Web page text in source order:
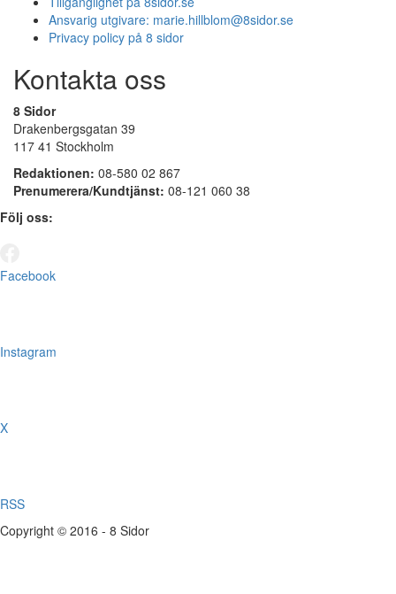
Ansvarig utgivare: marie.hillblom@8sidor.se
Privacy policy på 8 sidor
Kontakta oss
8 Sidor
Drakenbergsgatan 39
117 41 Stockholm
Redaktionen: 08-580 02 867
Prenumerera/Kundtjänst: 08-121 060 38
Följ oss:
Facebook
Instagram
X
RSS
Copyright © 2016 - 8 Sidor